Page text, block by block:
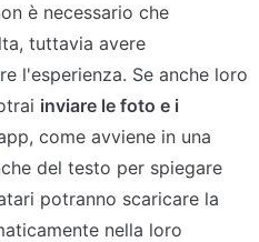
è necessario che
tuttavia avere
l'esperienza. Se anche loro
inviare le foto e i
come avviene in una
del testo per spiegare
potranno scaricare la
nella loro